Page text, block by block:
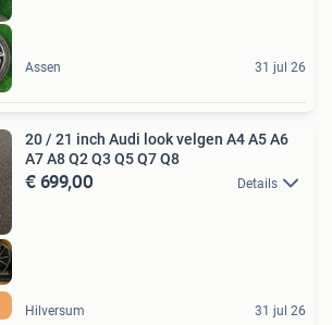
Assen 31 jul 26
20 / 21 inch Audi look velgen A4 A5 A6
A7 A8 Q2 Q3 Q5 Q7 Q8
€ 699,00 Details
Hilversum 31 jul 26